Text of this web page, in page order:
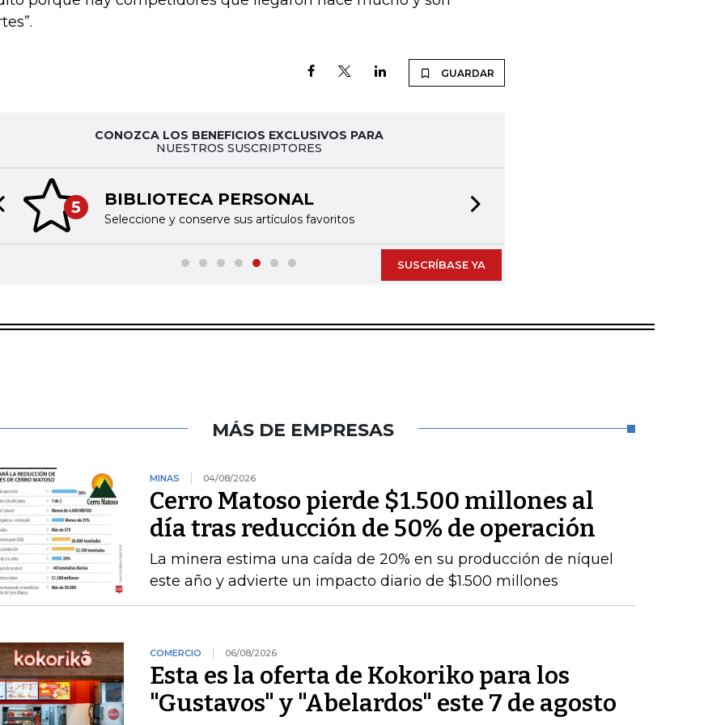
GUARDAR
CONOZCA LOS BENEFICIOS EXCLUSIVOS PARA
NUESTROS SUSCRIPTORES
5 BIBLIOTECA PERSONAL
Seleccione y conserve sus artículos favoritos
slide
SUSCRÍBASE YA
MÁS DE EMPRESAS
MINAS 04/08/2026
Cerro Matoso pierde $1.500 millones al
día tras reducción de 50% de operación
La minera estima una caída de 20% en su producción de níquel
este año y advierte un impacto diario de $1.500 millones
COMERCIO 06/08/2026
Esta es la oferta de Kokoriko para los
"Gustavos" y "Abelardos" este 7 de agosto